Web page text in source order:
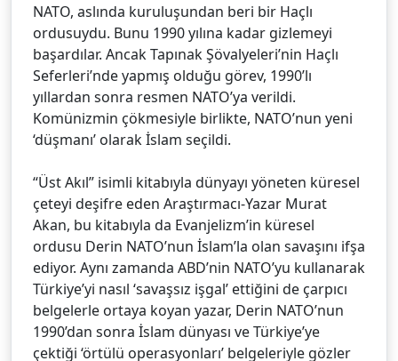
NATO, aslında kuruluşundan beri bir Haçlı
ordusuydu. Bunu 1990 yılına kadar gizlemeyi
başardılar. Ancak Tapınak Şövalyeleri’nin Haçlı
Seferleri’nde yapmış olduğu görev, 1990’lı
yıllardan sonra resmen NATO’ya verildi.
Komünizmin çökmesiyle birlikte, NATO’nun yeni
‘düşmanı’ olarak İslam seçildi.
“Üst Akıl” isimli kitabıyla dünyayı yöneten küresel
çeteyi deşifre eden Araştırmacı-Yazar Murat
Akan, bu kitabıyla da Evanjelizm’in küresel
ordusu Derin NATO’nun İslam’la olan savaşını ifşa
ediyor. Aynı zamanda ABD’nin NATO’yu kullanarak
Türkiye’yi nasıl ‘savaşsız işgal’ ettiğini de çarpıcı
belgelerle ortaya koyan yazar, Derin NATO’nun
1990’dan sonra İslam dünyası ve Türkiye’ye
çektiği ‘örtülü operasyonları’ belgeleriyle gözler